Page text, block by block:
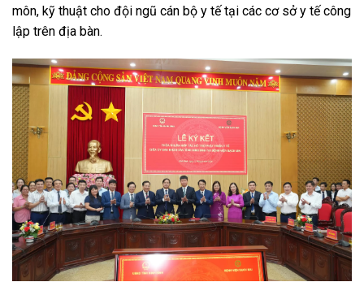
môn, kỹ thuật cho đội ngũ cán bộ y tế tại các cơ sở y tế công
lập trên địa bàn.